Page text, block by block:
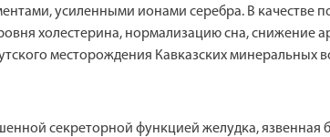
усиленными ионами серебра. В качестве
холестерина, нормализацию сна, снижение
месторождения Кавказских минеральных
секреторной функцией желудка, язвенная